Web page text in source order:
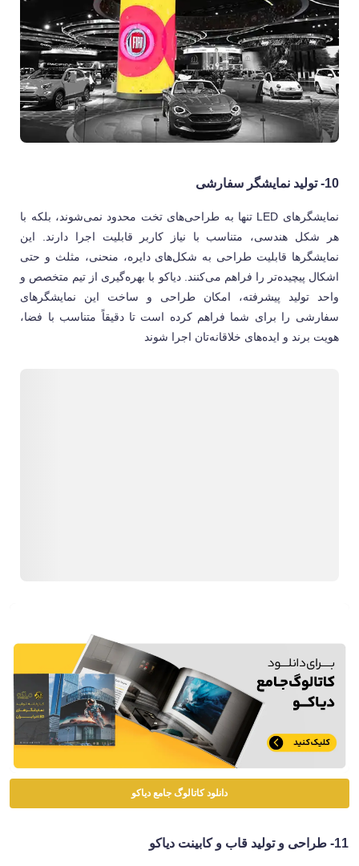
10- تولید نمایشگر سفارشی
نمایشگرهای LED تنها به طراحی‌های تخت محدود نمی‌شوند، بلکه با
هر شکل هندسی، متناسب با نیاز کاربر قابلیت اجرا دارند. این
نمایشگرها قابلیت طراحی به شکل‌های دایره، منحنی، مثلث و حتی
اشکال پیچیده‌تر را فراهم می‌کنند. دیاکو با بهره‌گیری از تیم متخصص و
واحد تولید پیشرفته، امکان طراحی و ساخت این نمایشگرهای
سفارشی را برای شما فراهم کرده است تا دقیقاً متناسب با فضا،
هویت برند و ایده‌های خلاقانه‌تان اجرا شوند
دانلود کاتالوگ جامع دیاکو
11- طراحی و تولید قاب و کابینت دیاکو